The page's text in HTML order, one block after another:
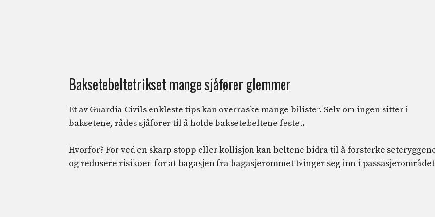
Baksetebeltetrikset mange sjåfører glemmer
Et av Guardia Civils enkleste tips kan overraske mange bilister. Selv om ingen sitter i
baksetene, rådes sjåfører til å holde baksetebeltene festet.
Hvorfor? For ved en skarp stopp eller kollisjon kan beltene bidra til å forsterke
og redusere risikoen for at bagasjen fra bagasjerommet tvinger seg inn i